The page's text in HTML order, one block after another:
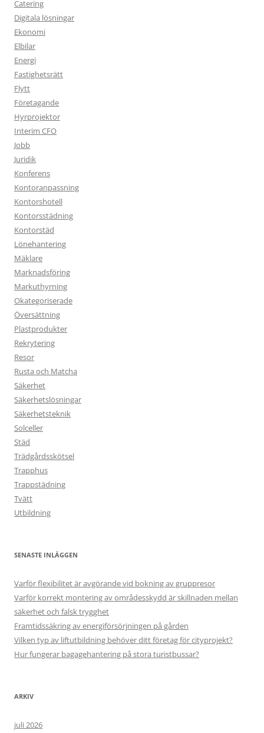
Catering
Digitala lösningar
Ekonomi
Elbilar
Energi
Fastighetsrätt
Flytt
Företagande
Hyrprojektor
Interim CFO
Jobb
Juridik
Konferens
Kontoranpassning
Kontorshotell
Kontorsstädning
Kontorstäd
Lönehantering
Mäklare
Marknadsföring
Markuthyrning
Okategoriserade
Översättning
Plastprodukter
Rekrytering
Resor
Rusta och Matcha
Säkerhet
Säkerhetslösningar
Säkerhetsteknik
Solceller
Städ
Trädgårdsskötsel
Trapphus
Trappstädning
Tvätt
Utbildning
SENASTE INLÄGGEN
Varför flexibilitet är avgörande vid bokning av gruppresor
Varför korrekt montering av områdesskydd är skillnaden mellan
säkerhet och falsk trygghet
Framtidssäkring av energiförsörjningen på gården
Vilken typ av liftutbildning behöver ditt företag för cityprojekt?
Hur fungerar bagagehantering på stora turistbussar?
ARKIV
juli 2026